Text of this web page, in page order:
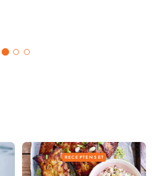
RECEPTENSET